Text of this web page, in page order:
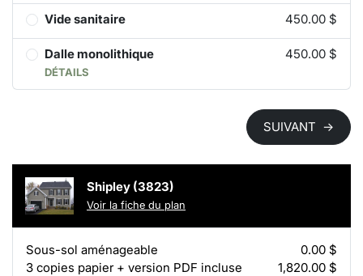
Vide sanitaire 450.00 $
Dalle monolithique
DÉTAILS
450.00 $
SUIVANT →
Shipley (3823)
Voir la fiche du plan
Sous-sol aménageable
0.00 $
3 copies papier + version PDF incluse
1,820.00 $